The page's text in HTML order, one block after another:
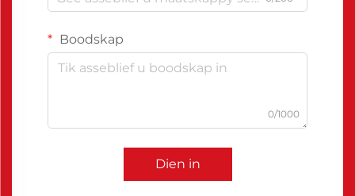
Boodskap
0/1000
Dien in